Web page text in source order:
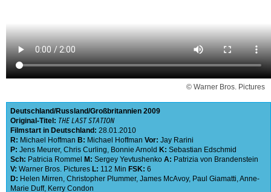
© Warner Bros. Pictures
Deutschland Russland Großbritannien 2009
Original-Titel: THE LAST STATION
Filmstart in Deutschland: 28.01.2010
R: Michael Hoffman B: Michael Hoffman Vor: Jay Rarini
P: Jens Meurer, Chris Curling, Bonnie Arnold K: Sebastian Edschmid
Sch: Patricia Rommel M: Sergey Yevtushenko A: Patrizia von Brandenstein
V: Warner Bros. Pictures L: 112 Min FSK: 6
D: Helen Mirren, Christopher Plummer, James McAvoy, Paul Giamatti,Anne-
Marie Duff, Kerry Condon